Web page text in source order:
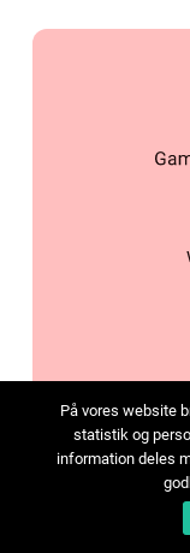
På vores website
statistik og
information deles